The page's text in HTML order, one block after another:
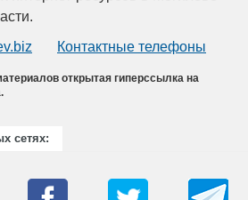
Контактные телефоны
открытая гиперссылка на
сетях: